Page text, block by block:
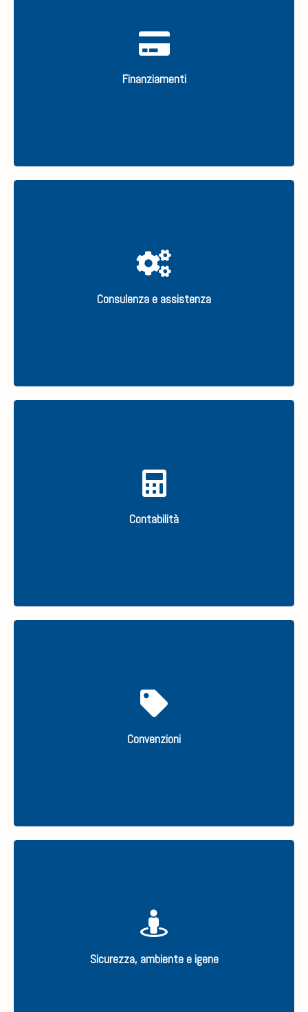
Finanziamenti
Scopri le opportunità di finanziamento per la tua
impresa
SCOPRI
Consulenza e assistenza
Al tuo fianco e della tua impresa.
SCOPRI
Contabilità
Ti assistiamo per tutti gli adempimenti della tua
contabilità.
SCOPRI
Convenzioni
Selezionate per te.
SCOPRI
Sicurezza, ambiente e igene
Servizi idonei ad assolvere gli adempimenti di
legge.
SCOPRI